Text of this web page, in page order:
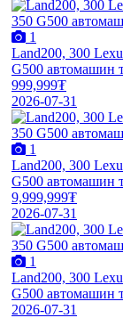
1
Land200, 300
G500 автомашин
999,999₮
2026-07-31
1
Land200, 300
G500 автомашин
9,999,999₮
2026-07-31
1
Land200, 300
G500 автомашин
2026-07-31